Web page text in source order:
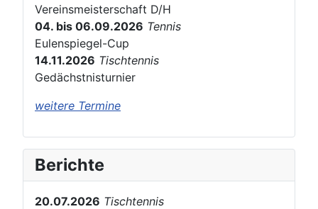
Vereinsmeisterschaft D/H
04. bis 06.09.2026 Tennis
Eulenspiegel-Cup
14.11.2026 Tischtennis
Gedächstnisturnier
weitere Termine
Berichte
20.07.2026 Tischtennis